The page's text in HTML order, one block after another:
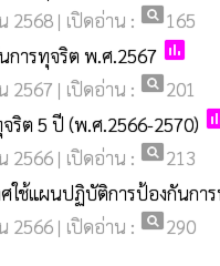
2568 | เปิดอ่าน : pageview165
ารทุจริต พ.ศ.2567 poll
2567 | เปิดอ่าน : pageview201
ริต 5 ปี (พ.ศ.2566-2570)
2566 | เปิดอ่าน : pageview213
ศใช้แผนปฏิบัติการป้องกันก
2566 | เปิดอ่าน : pageview290